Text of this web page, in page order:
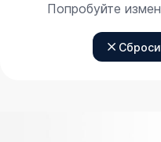
Попробуйте